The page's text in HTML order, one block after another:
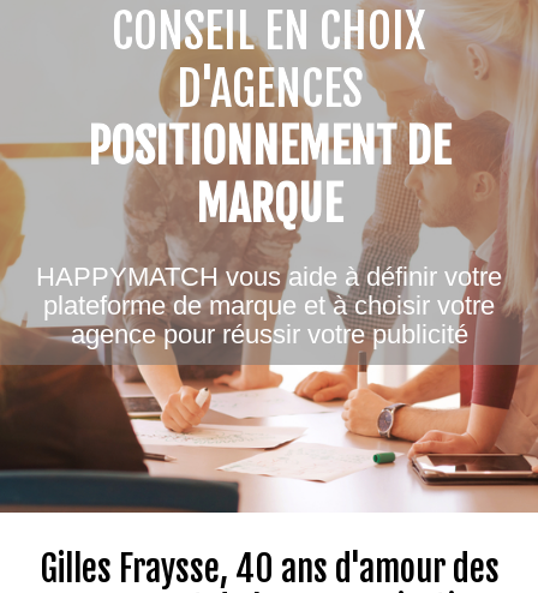
CONSEIL EN CHOIX
D'AGENCES
POSITIONNEMENT DE
MARQUE
HAPPYMATCH vous aide à définir votre
plateforme de marque et à choisir votre
agence pour réussir votre publicité
Gilles Fraysse, 40 ans d'amour des